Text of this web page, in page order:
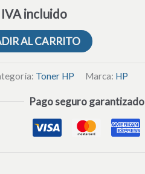
incluido
AL CARRITO
Toner HP Marca: HP
Pago seguro garantizado